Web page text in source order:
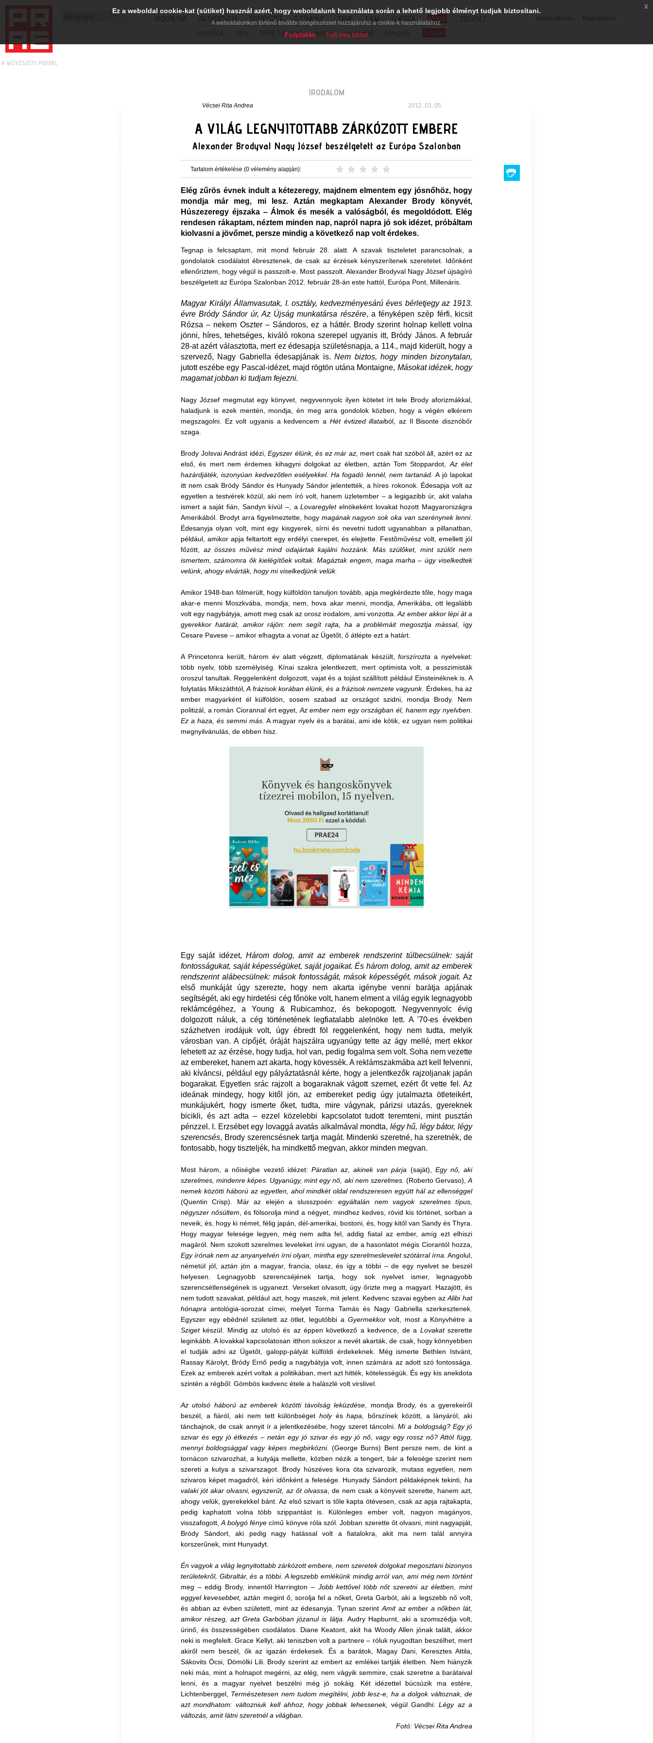
Bejelentkezés Regisztráció
IRODALOM ART&DESIGN ÉPÍTÉSZET SZÍNHÁZ ZENE FILM GYEREK KSMM
220VOLT
portfóliók
blog PRAE folyóirat petíció lapcsalád könyvek hírlevél
IRODALOM
Vécsei Rita Andrea 2012. 03. 05.
A VILÁG LEGNYITOTTABB ZÁRKÓZOTT EMBERE
Alexander Brodyval Nagy József beszélgetett az Európa Szalonban
Tartalom értékelése (0 vélemény alapján):
Elég zűrös évnek indult a kétezeregy, majdnem elmentem egy jósnőhöz, hogy
mondja már meg, mi lesz. Aztán megkaptam Alexander Brody könyvét,
Húszezeregy éjszaka – Álmok és mesék a valóságból, és megoldódott. Elég
rendesen rákaptam, néztem minden nap, napról napra jó sok idézet, próbáltam
kiolvasni a jövőmet, persze mindig a következő nap volt érdekes.
Tegnap is felcsaptam, mit mond február 28. alatt. A szavak tiszteletet parancsolnak, a
gondolatok csodálatot ébresztenek, de csak az érzések kényszerítenek szeretetet. Időnként
ellenőriztem, hogy végül is passzolt-e. Most passzolt. Alexander Brodyval Nagy József újságíró
beszélgetett az Európa Szalonban 2012. február 28-án este hattól, Európa Pont, Millenáris.
Magyar Királyi Államvasutak, I. osztály, kedvezményesárú éves bérletjegy az 1913.
évre Bródy Sándor úr, Az Újság munkatársa részére, a fényképen szép férfi, kicsit
Rózsa – nekem Oszter – Sándoros, ez a háttér. Brody szerint holnap kellett volna
jönni, híres, tehetséges, kiváló rokona szerepel ugyanis itt, Bródy János. A február
28-at azért választotta, mert ez édesapja születésnapja, a 114., majd kiderült, hogy a
szervező, Nagy Gabriella édesapjának is.Nem biztos, hogy minden bizonytalan,
jutott eszébe egy Pascal-idézet, majd rögtön utána Montaigne, Másokat idézek, hogy
magamat jobban ki tudjam fejezni.
Nagy József megmutat egy könyvet, negyvennyolc ilyen kötetet írt tele Brody aforizmákkal,
haladjunk is ezek mentén, mondja, én meg arra gondolok közben, hogy a végén elkérem
megszagolni. Ez volt ugyanis a kedvencem a Hét évtized illataiból, az Il Bisonte disznóbőr
szaga.
Brody Jolsvai Andrást idézi,Egyszer élünk, és ez már az, mert csak hat szóból áll, azért ez az
első, és mert nem érdemes kihagyni dolgokat az életben, aztán Tom Stoppardot, Az élet
hazárdjáték, iszonyúan kedvezőtlen esélyekkel. Ha fogadó lennél, nem tartanád.A jó lapokat
itt nem csak Bródy Sándor és Hunyady Sándor jelentették, a híres rokonok. Édesapja volt az
egyetlen a testvérek közül, aki nem író volt, hanem üzletember – a legigazibb úr, akit valaha
ismert asaját fián, Sandyn kívül –, aLovaregyletelnökeként lovakat hozott Magyarországra
Amerikából. Brodyt arra figyelmeztette, hogymagának nagyon sok oka van szerénynek lenni.
Édesanyja olyan volt, mint egy kisgyerek, sírni és nevetni tudott ugyanabban a pillanatban,
például, amikor apja feltartott egy erdélyi cserepet, és elejtette. Festőművész volt, emellett jól
főzött, az összes művész mind odajártak kajálni hozzánk. Más szülőket, mint szülőt nem
ismertem, számomra ők kielégítőek voltak. Magáztak engem, maga marha – úgy viselkedtek
velünk, ahogy elvárták, hogy mi viselkedjünk velük.
Amikor 1948-ban fölmerült, hogy külföldön tanuljon tovább, apja megkérdezte tőle, hogy maga
akar-e menni Moszkvába, mondja, nem, hova akar menni, mondja, Amerikába, ott legalább
volt egy nagybátyja, amott meg csak az orosz irodalom, ami vonzotta. Az ember akkor lépi át a
gyerekkor határát, amikor rájön: nem segít rajta, ha a problémáit megosztja mással, így
Cesare Pavese – amikor elhagyta a vonat az Ügetőt, ő átlépte ezt a határt.
A Princetonra került, három év alatt végzett, diplomatának készült,forszírozta a nyelveket:
több nyelv, több személyiség. Kínai szakra jelentkezett, mert optimista volt, a pesszimisták
oroszul tanultak. Reggelenként dolgozott, vajat és a tojást szállított például Einsteinéknek is. A
folytatás Mikszáthtól, A frázisok korában élünk, és a frázisok nemzete vagyunk. Érdekes, ha az
ember magyarként él külföldön, sosem szabad az országot szidni, mondja Brody. Nem
politizál, a román Ciorannal ért egyet, Az ember nem egy országban él, hanem egy nyelvben.
Ez a haza, és semmi más. A magyar nyelv és a barátai, ami ide kötik, ez ugyan nem politikai
megnyilvánulás, de ebben hisz.
Egy saját idézet, Három dolog, amit az emberek rendszerint túlbecsülnek: saját
fontosságukat, saját képességüket, saját jogaikat. És három dolog, amit az emberek
rendszerint alábecsülnek: mások fontosságát, mások képességét, mások jogait. Az
első munkáját úgy szerezte, hogy nem akarta igénybe venni barátja apjának
segítségét, aki egy hirdetési cég főnöke volt, hanem elment a világ egyik legnagyobb
reklámcégéhez, a Young & Rubicamhoz, és bekopogott. Negyvennyolc évig
dolgozott náluk, a cég történetének legfiatalabb alelnöke lett. A '70-es években
százhetven irodájuk volt, úgy ébredt föl reggelenként, hogy nem tudta, melyik
városban van. A cipőjét, óráját hajszálra ugyanúgy tette az ágy mellé, mert ekkor
lehetett az az érzése, hogy tudja, hol van, pedig fogalma sem volt. Soha nem vezette
az embereket, hanem azt akarta, hogy kövessék. A reklámszakmába azt kell felvenni,
aki kíváncsi, például egy pályáztatásnál kérte, hogy a jelentkezők rajzoljanak japán
bogarakat. Egyetlen srác rajzolt a bogaraknak vágott szemet,ezért őt vette fel. Az
ideának mindegy, hogy kitől jön, az embereket pedig úgy jutalmazta ötleteikért,
munkájukért, hogy ismerte őket, tudta, mire vágynak, párizsi utazás, gyereknek
bicikli, és azt adta– ezzel közelebbi kapcsolatot tudott teremteni, mint pusztán
pénzzel. I. Erzsébet egy lovaggá avatás alkalmával mondta, légy hű, légy bátor, légy
szerencsés, Brody szerencsésnek tartja magát. Mindenki szeretné, ha szeretnék, de
fontosabb, hogy tiszteljék, ha mindkettő megvan, akkor minden megvan.
Most három, a nőiségbe vezető idézet: Páratlan az, akinek van párja (saját), Egy nő, aki
szerelmes, mindenre képes. Ugyanúgy, mint egy nő, aki nem szerelmes. (Roberto Gervaso),A
nemek közötti háború az egyetlen, ahol mindkét oldal rendszeresen együtt hál az ellenséggel
(Quentin Crisp). Már az elején a slusszpoén:egyáltalán nem vagyok szerelmes típus,
négyszer nősültem, és fölsorolja mind a négyet, mindhez kedves, rövid kis történet, sorban a
neveik, és, hogy ki német, félig japán, dél-amerikai, bostoni, és, hogy kitől van Sandy és Thyra.
Hogy magyar felesége legyen, még nem adta fel, addig fiatal az ember, amíg ezt elhiszi
magáról. Nem szokott szerelmes leveleket írni ugyan, de a hasonlatot mégis Ciorantól hozza,
Egy írónak nem az anyanyelvén írni olyan, mintha egy szerelmeslevelet szótárral írna. Angolul,
németül jól, aztán jön a magyar, francia, olasz, és így a többi – de egy nyelvet se beszél
helyesen. Legnagyobb szerencséjének tartja, hogy sok nyelvet ismer, legnagyobb
szerencsétlenségének is ugyanezt. Verseket olvasott, úgyőrizte meg a magyart. Hazajött, és
nem tudott szavakat, például azt, hogy maszek, mit jelent. Kedvenc szavai egyben azAlibi hat
hónapraantológia-sorozat címei, melyet Torma Tamás és Nagy Gabriella szerkesztenek.
Egyszer egy ebédnél született az ötlet, legutóbbi a Gyermekkorvolt, most a Könyvhétre a
Sziget készül. Mindig az utolsó és az éppen következő a kedvence, de a Lovakatszerette
leginkább. A lovakkal kapcsolatosan itthon sokszor a nevét akarták, de csak, hogy könnyebben
el tudják adni az Ügetőt, galopp-pályát külföldi érdekeknek. Még ismerte Bethlen Istvánt,
Rassay Károlyt, Bródy Ernő pedig a nagybátyja volt, innen számára az adott szó fontossága.
Ezek az emberek azért voltak a politikában, mert azt hitték, kötelességük. És egy kis anekdota
szintén a régből: Gömbös kedvenc étele a halászlé volt virslivel.
Az utolsó háború az emberek közötti távolság leküzdése, mondja Brody, és a gyerekeiről
beszél, a fiáról, aki nem tett különbséget holy éshapa, bőrszínek között, a lányáról, aki
táncbajnok, de csak annyit ír a jelentkezésébe, hogy szeret táncolni.Mi a boldogság? Egy jó
szivar és egy jó étkezés – netán egy jó szivar és egy jó nő, vagy egy rossz nő? Attól függ,
mennyi boldogsággal vagy képes megbirkózni. (George Burns) Bent persze nem, de kint a
tornácon szivarozhat, a kutyája mellette, közben nézik a tengert, bár a felesége szerint nem
szereti a kutya a szivarszagot. Brody húszéves kora óta szivarozik, mutass egyetlen, nem
szivaros képet magadról, kéri időnként a felesége. Hunyady Sándort példaképnek tekinti, ha
valaki jót akar olvasni, egyszerűt, az őt olvassa, de nem csak a könyveit szerette, hanem azt,
ahogy velük, gyerekekkel bánt. Az első szivart is tőle kapta ötévesen, csak az apja rajtakapta,
pedig kaphatott volna több szippantást is. Különleges ember volt, nagyon magányos,
visszafogott,A bolygó fényecímű könyve róla szól. Jobban szerette őt olvasni, mint nagyapját,
Bródy Sándort, aki pedig nagy hatással volt a fiatalokra, akit ma nem talál annyira
korszerűnek, mint Hunyadyt.
Én vagyok a világ legnyitottabb zárkózott embere, nem szeretek dolgokat megosztani bizonyos
területekről, Gibraltár, és a többi. A legszebb emlékünk mindig arról van, ami még nem történt
meg –eddig Brody, innentől Harrington – Jobb kettővel több nőt szeretni az életben, mint
eggyel kevesebbet,aztán megint ő, sorolja fela nőket, Greta Garbót, aki a legszebb nő volt,
és abban az évben született, mint az édesanyja. Tynan szerintAmit az ember a nőkben lát,
amikor részeg, azt Greta Garbóban józanul is látja. Audry Hapburnt, aki a szomszédja volt,
úrinő, és összességében csodálatos. Diane Keatont, akit ha Woody Allen jónak talált, akkor
neki is megfelelt. Grace Kellyt, aki teniszben volt a partnere – róluk nyugodtan beszélhet, mert
akiről nem beszél, ők az igazán érdekesek. És a barátok, Magay Dani, Keresztes Attila,
Sákovits Öcsi, Dömölki Lili. Brody szerint az embert az emlékei tartják életben. Nem hiányzik
neki más, mint a holnapot megérni, az elég, nem vágyik semmire, csak szeretne a barátaival
lenni, és a magyar nyelvet beszélni még jó sokáig. Két idézettel búcsúzik ma estére,
Lichtenberggel, Természetesen nem tudom megítélni, jobb lesz-e, ha a dolgok változnak, de
azt mondhatom: változniuk kell ahhoz, hogy jobbak lehessenek, végül Gandhi:Légy az a
változás, amit látni szeretnél a világban.
Fotó: Vécsei Rita Andrea
Ez a weboldal cookie-kat (sütiket) használ azért, hogy weboldalunk használata során a lehető legjobb élményt tudjuk biztosítani.
A weboldalunkon történő további böngészéssel hozzájárulsz a cookie-k használatához.
Folytatás Tudj meg többet
x